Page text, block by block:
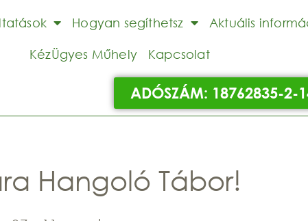
Hogyan segíthetsz Aktuális
KézÜgyes Műhely Kapcsolat
ADÓSZÁM: 18762835-2-
Hangoló Tábor!